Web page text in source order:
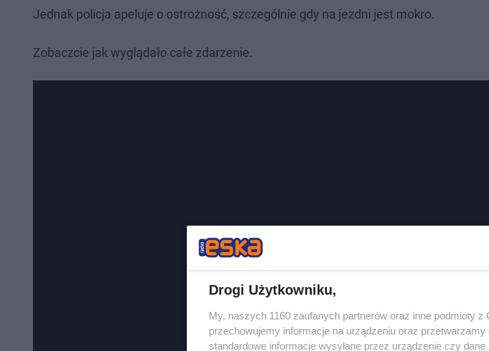
Jednak policja apeluje o ostrożność, szczególnie gdy na jezdni jest mokro.
Zobaczcie jak wyglądało całe zdarzenie.
Drogi Użytkowniku,
My, naszych 1160 zaufanych partnerów oraz inne podmioty
przechowujemy informacje na urządzeniu oraz
standardowe informacje wysyłane przez urządzenie czy